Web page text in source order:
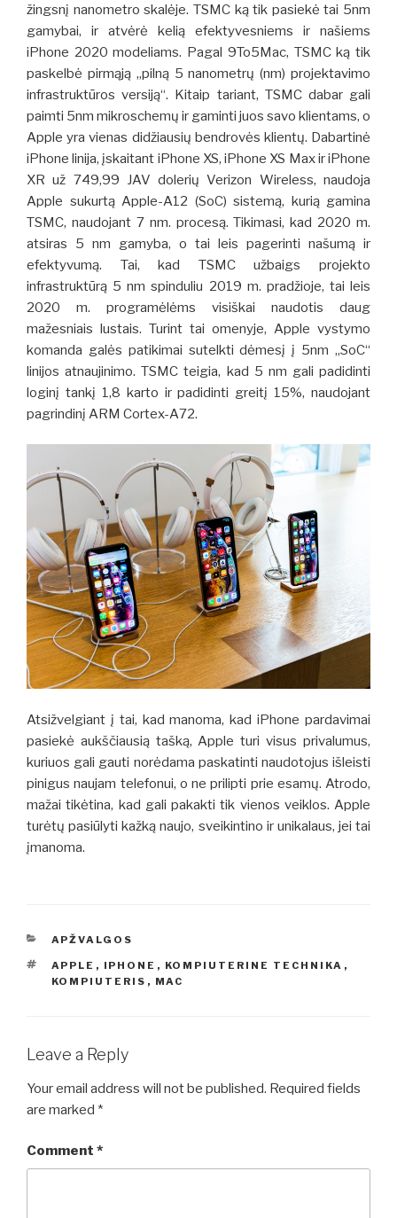
žingsnį nanometro skalėje. TSMC ką tik pasiekė tai 5nm
gamybai, ir atvėrė kelią efektyvesniems ir našiems
iPhone 2020 modeliams. Pagal 9To5Mac, TSMC ką tik
paskelbė pirmąją „pilną 5 nanometrų (nm) projektavimo
infrastruktūros versiją“. Kitaip tariant, TSMC dabar gali
paimti 5nm mikroschemų ir gaminti juos savo klientams, o
Apple yra vienas didžiausių bendrovės klientų. Dabartinė
iPhone linija, įskaitant iPhone XS, iPhone XS Max ir iPhone
XR už 749,99 JAV dolerių Verizon Wireless, naudoja
Apple sukurtą Apple-A12 (SoC) sistemą, kurią gamina
TSMC, naudojant 7 nm. procesą. Tikimasi, kad 2020 m.
atsiras 5 nm gamyba, o tai leis pagerinti našumą ir
efektyvumą.
Tai, kad TSMC užbaigs projekto
infrastruktūrą 5 nm spinduliu 2019 m. pradžioje, tai leis
2020 m. programėlėms visiškai naudotis daug
mažesniais lustais. Turint tai omenyje, Apple vystymo
komanda galės patikimai sutelkti dėmesį į 5nm „SoC“
linijos atnaujinimo. TSMC teigia, kad 5 nm gali padidinti
loginį tankį 1,8 karto ir padidinti greitį 15%, naudojant
pagrindinį ARM Cortex-A72.
Atsižvelgiant į tai, kad manoma, kad iPhone pardavimai
pasiekė aukščiausią tašką, Apple turi visus privalumus,
kuriuos gali gauti norėdama paskatinti naudotojus išleisti
pinigus naujam telefonui, o ne prilipti prie esamų. Atrodo,
mažai tikėtina, kad gali pakakti tik vienos veiklos. Apple
turėtų pasiūlyti kažką naujo, sveikintino ir unikalaus, jei tai
įmanoma.
CATEGORIES
APŽVALGOS
TAGS
APPLE , IPHONE , KOMPIUTERINE TECHNIKA ,
KOMPIUTERIS , MAC
Leave a Reply
Your email address will not be published. Required fields
are marked *
Comment *